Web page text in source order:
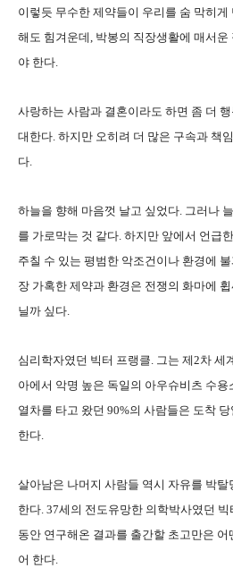
이렇듯 무수한 제약들이 우리를 숨 막히
해도 힘겨운데, 박봉의 직장생활에 매서
야 한다.
사랑하는 사람과 결혼이라도 하면 좀 더
대한다. 하지만 오히려 더 많은 구속과 책
다.
하늘을 향해 마음껏 날고 싶었다. 그러나
를 가로막는 것 같다. 하지만 앞에서 언급
주칠 수 있는 평범한 악조건이나 환경에
장 가혹한 제약과 환경은 전쟁의 화마에
닐까 싶다.
심리학자였던 빅터 프랭클. 그는 제2차 세
아에서 악명 높은 독일의 아우슈비츠 수
열차를 타고 왔던 90%의 사람들은 도착
한다.
살아남은 나머지 사람들 역시 자유를 박
한다. 37세의 전도유망한 의학박사였던
동안 연구해온 결과를 출간할 초고만은
어 한다.